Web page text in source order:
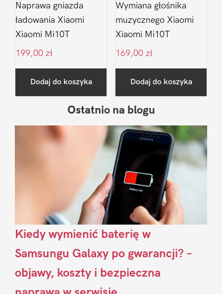
Naprawa gniazda
ładowania Xiaomi
Xiaomi Mi10T
199,00 zł
Dodaj do koszyka
Wymiana głośnika
muzycznego Xiaomi
Xiaomi Mi10T
169,00 zł
Dodaj do koszyka
Sidebar
Ostatnio na blogu
Kiedy wymienić baterię w
Samsungu Galaxy po gwarancji? –
objawy, koszty i bezpieczna